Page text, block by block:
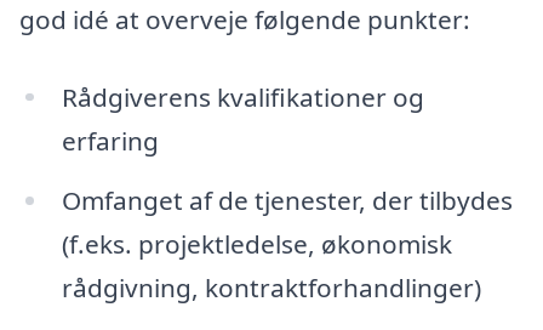
god idé at overveje følgende punkter:
Rådgiverens kvalifikationer og
erfaring
Omfanget af de tjenester, der tilbydes
(f.eks. projektledelse, økonomisk
rådgivning, kontraktforhandlinger)